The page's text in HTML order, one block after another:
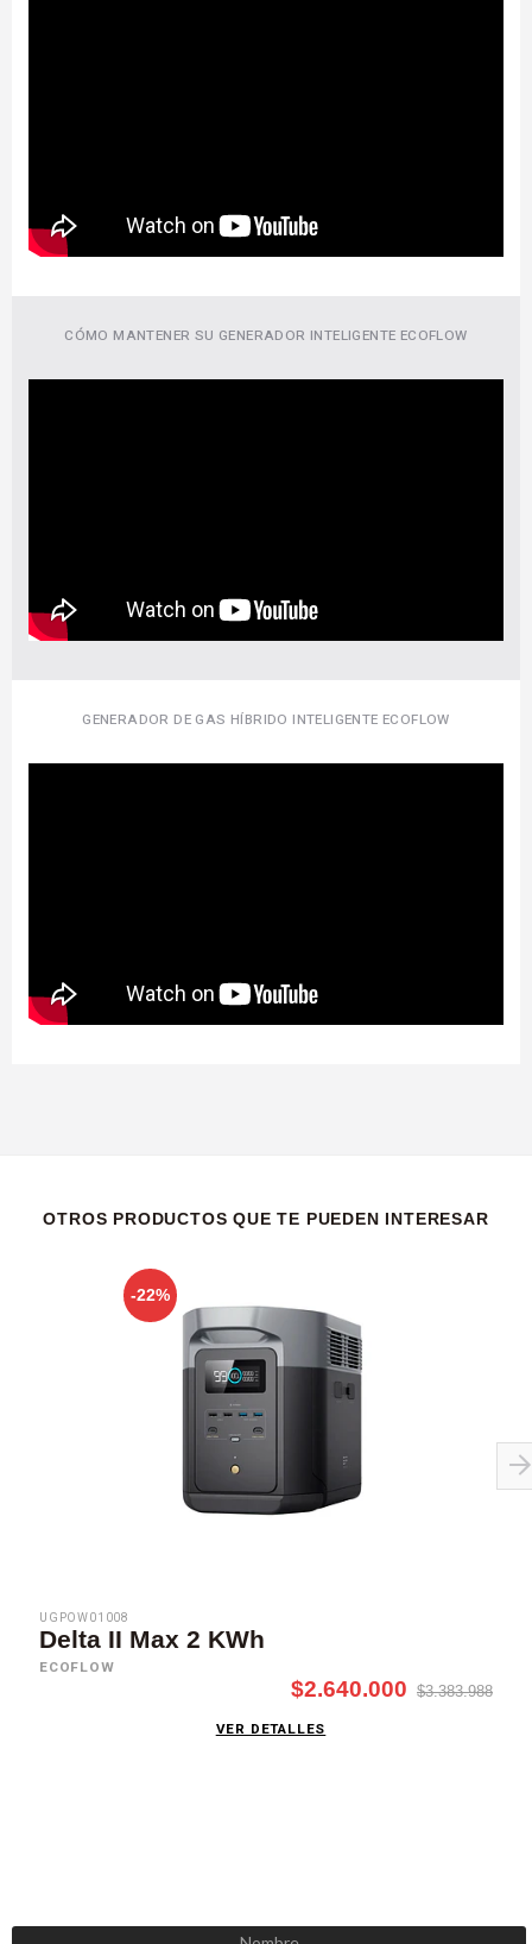
CÓMO MANTENER SU GENERADOR INTELIGENTE ECOFLOW
GENERADOR DE GAS HÍBRIDO INTELIGENTE ECOFLOW
OTROS PRODUCTOS QUE TE PUEDEN INTERESAR
-22%
UGPOW01008
Delta II Max 2 KWh
ECOFLOW
$2.640.000 $3.383.988
VER DETALLES